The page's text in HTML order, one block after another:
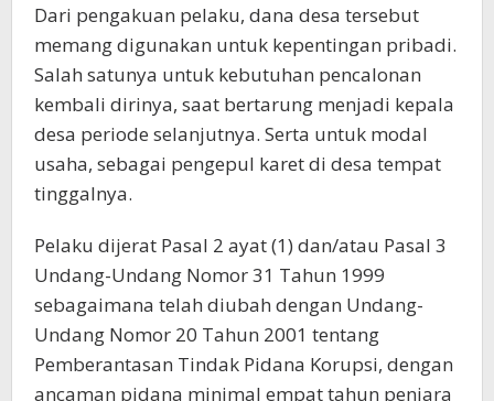
Dari pengakuan pelaku, dana desa tersebut
memang digunakan untuk kepentingan pribadi.
Salah satunya untuk kebutuhan pencalonan
kembali dirinya, saat bertarung menjadi kepala
desa periode selanjutnya. Serta untuk modal
usaha, sebagai pengepul karet di desa tempat
tinggalnya.
Pelaku dijerat Pasal 2 ayat (1) dan/atau Pasal 3
Undang-Undang Nomor 31 Tahun 1999
sebagaimana telah diubah dengan Undang-
Undang Nomor 20 Tahun 2001 tentang
Pemberantasan Tindak Pidana Korupsi, dengan
ancaman pidana minimal empat tahun penjara